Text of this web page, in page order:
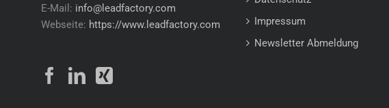
E-Mail: info@leadfactory.com
Webseite: https://www.leadfactory.com
Impressum
Newsletter Abmeldung